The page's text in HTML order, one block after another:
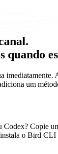
quando
imediatamente.
um
Codex? Copie
o Bird CLI